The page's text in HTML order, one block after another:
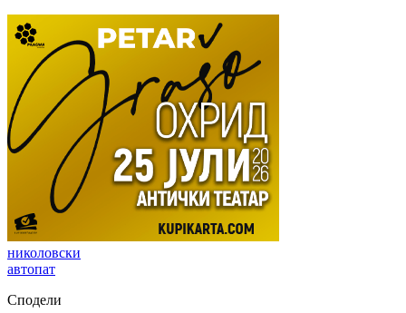
николовски
автопат
Сподели